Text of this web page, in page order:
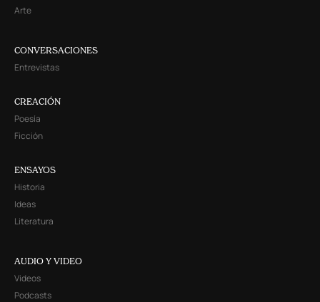
Arte
CONVERSACIONES
Entrevistas
CREACIÓN
Poesía
Ficción
ENSAYOS
Historia
Ideas
Literatura
AUDIO Y VIDEO
Videos
Podcasts